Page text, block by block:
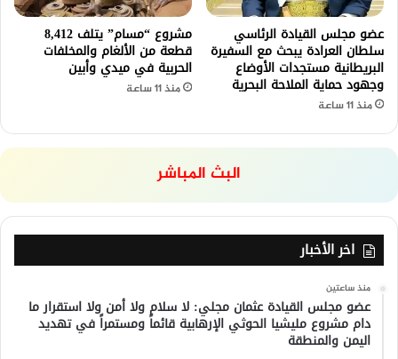
عضو مجلس القيادة الرئاسي
سلطان العرادة يبحث مع السفيرة
البريطانية مستجدات الأوضاع
وجهود حماية الملاحة البحرية
منذ 11 ساعة
مشروع “مسام” يتلف 8,412
قطعة من الألغام والمخلفات
الحربية في ميدي وأبين
منذ 11 ساعة
البث المباشر
اخر الأخبار
منذ ساعتين
عضو مجلس القيادة عثمان مجلي: لا سلام ولا أمن ولا استقرار ما
دام مشروع مليشيا الحوثي الإرهابية قائماً ومستمراً في تهديد
اليمن والمنطقة